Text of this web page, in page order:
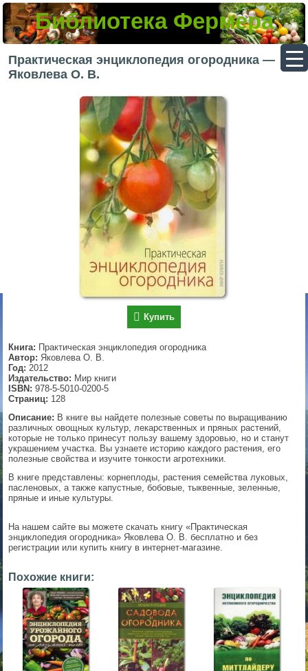
Библиотека Фермера
Практическая энциклопедия огородника —
Яковлева О. В.
Купить
Книга: Практическая энциклопедия огородника
Автор: Яковлева О. В.
Год: 2012
Издательство: Мир книги
ISBN: 978-5-5010-0200-5
Страниц: 128
Описание: В книге вы найдете полезные советы по выращиванию
различных овощных культур, лекарственных и пряных растений,
которые не только принесут пользу вашему здоровью, но и станут
украшением участка. Вы узнаете историю каждого растения, его
полезные свойства и изучите тонкости агротехники.
В книге представлены: корнеплоды, растения семейства луковых,
пасленовых, а также капустные, бобовые, тыквенные, зеленные,
пряные и иные культуры.
На нашем сайте вы можете скачать книгу «Практическая
энциклопедия огородника» Яковлева О. В. бесплатно и без
регистрации или купить книгу в интернет-магазине.
Похожие книги:
▼
▼
▼
▼
▼